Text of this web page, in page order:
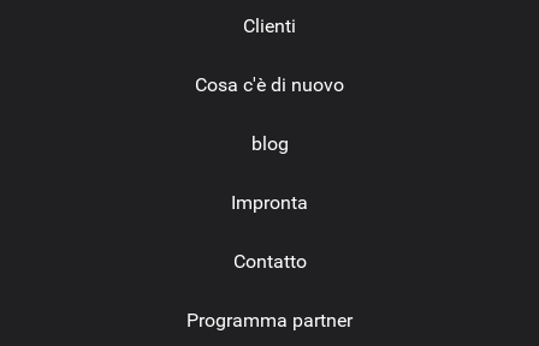
Clienti
Cosa c'è di nuovo
blog
Impronta
Contatto
Programma partner